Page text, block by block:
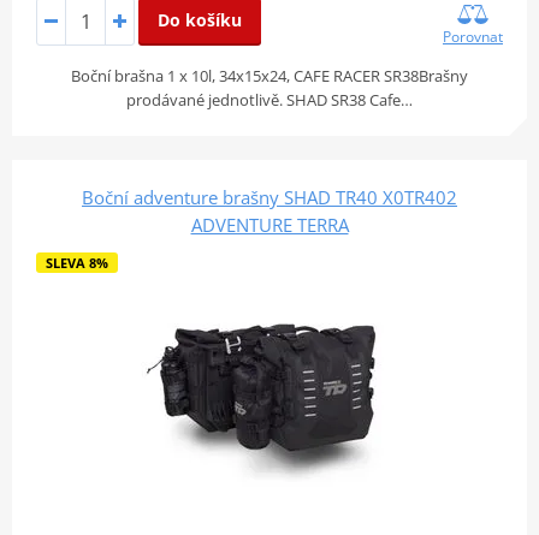
Do košíku
Porovnat
Boční brašna 1 x 10l, 34x15x24, CAFE RACER SR38Brašny
prodávané jednotlivě. SHAD SR38 Cafe…
Boční adventure brašny SHAD TR40 X0TR402
ADVENTURE TERRA
SLEVA 8%